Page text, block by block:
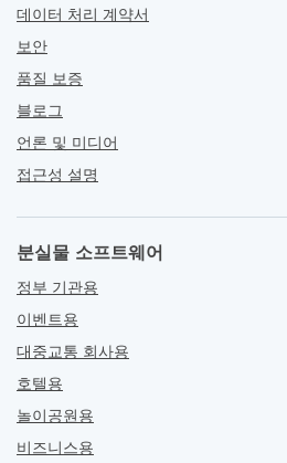
데이터 처리 계약서
보안
품질 보증
블로그
언론 및 미디어
접근성 설명
분실물 소프트웨어
정부 기관용
이벤트용
대중교통 회사용
호텔용
놀이공원용
비즈니스용